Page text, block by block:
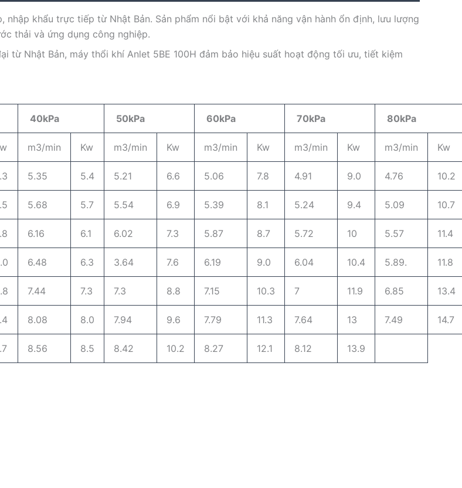
nhập khẩu trực tiếp từ Nhật Bản. Sản phẩm nổi bật với khả năng vận hành ổn định, lưu lượng
thải và ứng dụng công nghiệp.
từ Nhật Bản, máy thổi khí Anlet 5BE 100H đảm bảo hiệu suất hoạt động tối ưu, tiết kiệm
40kPa 50kPa 60kPa 70kPa 80kPa
m3/min Kw m3/min Kw m3/min Kw m3/min Kw m3/min Kw
5.35 5.4 5.21 6.6 5.06 7.8 4.91 9.0 4.76 10.2
5.68 5.7 5.54 6.9 5.39 8.1 5.24 9.4 5.09 10.7
6.16 6.1 6.02 7.3 5.87 8.7 5.72 10 5.57 11.4
6.48 6.3 3.64 7.6 6.19 9.0 6.04 10.4 5.89. 11.8
7.44 7.3 7.3 8.8 7.15 10.3 7 11.9 6.85 13.4
8.08 8.0 7.94 9.6 7.79 11.3 7.64 13 7.49 14.7
8.56 8.5 8.42 10.2 8.27 12.1 8.12 13.9